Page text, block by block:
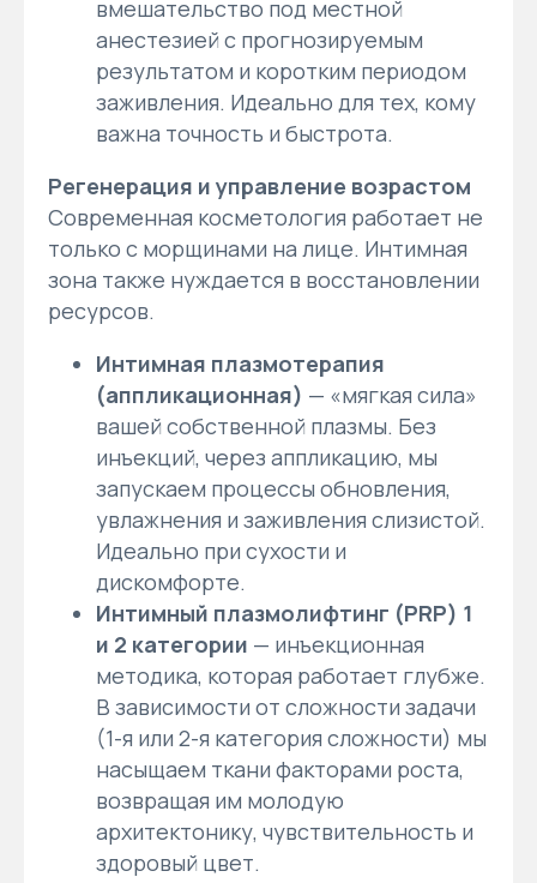
вмешательство под местной
анестезией с прогнозируемым
результатом и коротким периодом
заживления. Идеально для тех, кому
важна точность и быстрота.
Регенерация и управление возрастом
Современная косметология работает не
только с морщинами на лице. Интимная
зона также нуждается в восстановлении
ресурсов.
Интимная плазмотерапия
(аппликационная) — «мягкая сила»
вашей собственной плазмы. Без
инъекций, через аппликацию, мы
запускаем процессы обновления,
увлажнения и заживления слизистой.
Идеально при сухости и
дискомфорте.
Интимный плазмолифтинг (PRP) 1
и 2 категории — инъекционная
методика, которая работает глубже.
В зависимости от сложности задачи
(1-я или 2-я категория сложности) мы
насыщаем ткани факторами роста,
возвращая им молодую
архитектонику, чувствительность и
здоровый цвет.